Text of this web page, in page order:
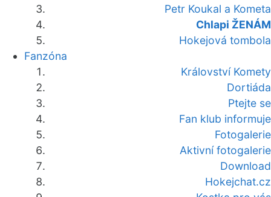
Petr Koukal a Kometa
Chlapi ŽENÁM
Hokejová tombola
Fanzóna
Království Komety
Dortiáda
Ptejte se
Fan klub informuje
Fotogalerie
Aktivní fotogalerie
Download
Hokejchat.cz